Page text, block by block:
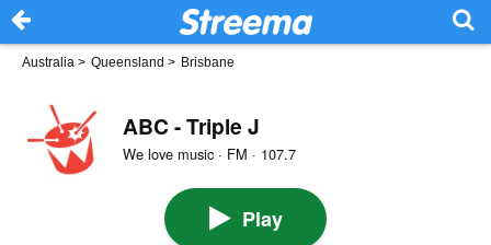
Australia > Queensland > Brisbane
ABC - Triple J
We love music · FM · 107.7
Play